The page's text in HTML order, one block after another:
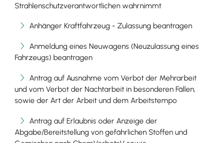
Strahlenschutzverantwortlichen wahrnimmt
Anhänger Kraftfahrzeug - Zulassung beantragen
Anmeldung eines Neuwagens (Neuzulassung eines
Fahrzeugs) beantragen
Antrag auf Ausnahme vom Verbot der Mehrarbeit
und vom Verbot der Nachtarbeit in besonderen Fällen,
sowie der Art der Arbeit und dem Arbeitstempo
Antrag auf Erlaubnis oder Anzeige der
Abgabe/Bereitstellung von gefährlichen Stoffen und